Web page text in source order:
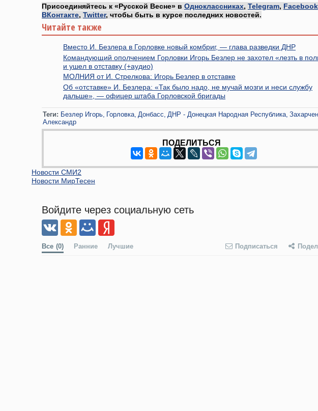
Присоединяйтесь к «Русской Весне» в Одноклассниках, Telegram, Facebook
ВКонтакте, Twitter, чтобы быть в курсе последних новостей.
Читайте также
Вместо И. Безлера в Горловке новый комбриг, — глава разведки ДНР
Командующий ополчением Горловки Игорь Безлер не захотел «лезть в
и ушел в отставку (+аудио)
МОЛНИЯ от И. Стрелкова: Игорь Безлер в отставке
Об «отставке» И. Безлера: «Так было надо, не мучай мозги и неси службу
дальше», — офицер штаба Горловской бригады
Теги: Безлер Игорь Горловка Донбасс ДНР - Донецкая Народная Республика
Александр
ПОДЕЛИТЬСЯ
Новости СМИ2
Новости МирТесен
Войдите через социальную сеть
Все (0) Ранние Лучшие Подписаться